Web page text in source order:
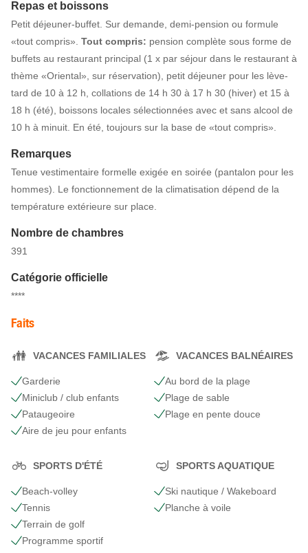
Repas et boissons
Petit déjeuner-buffet. Sur demande, demi-pension ou formule
«tout compris». Tout compris: pension complète sous forme de
buffets au restaurant principal (1 x par séjour dans le restaurant à
thème «Oriental», sur réservation), petit déjeuner pour les lève-
tard de 10 à 12 h, collations de 14 h 30 à 17 h 30 (hiver) et 15 à
18 h (été), boissons locales sélectionnées avec et sans alcool de
10 h à minuit. En été, toujours sur la base de «tout compris».
Remarques
Tenue vestimentaire formelle exigée en soirée (pantalon pour les
hommes). Le fonctionnement de la climatisation dépend de la
température extérieure sur place.
Nombre de chambres
391
Catégorie officielle
****
Faits
VACANCES FAMILIALES
Garderie
Miniclub / club enfants
Pataugeoire
Aire de jeu pour enfants
VACANCES BALNÉAIRES
Au bord de la plage
Plage de sable
Plage en pente douce
SPORTS D'ÉTÉ
Beach-volley
Tennis
Terrain de golf
Programme sportif
SPORTS AQUATIQUE
Ski nautique / Wakeboard
Planche à voile